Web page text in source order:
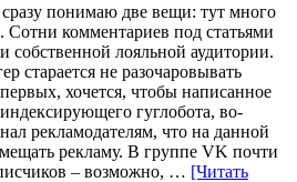
понимаю две вещи: тут много
Сотни комментариев под статьями
собственной лояльной аудитории.
старается не разочаровывать
хочется, чтобы написанное
гуглобота, во-
рекламодателям, что на данной
рекламу. В группе VK почти
– возможно, … [Читать